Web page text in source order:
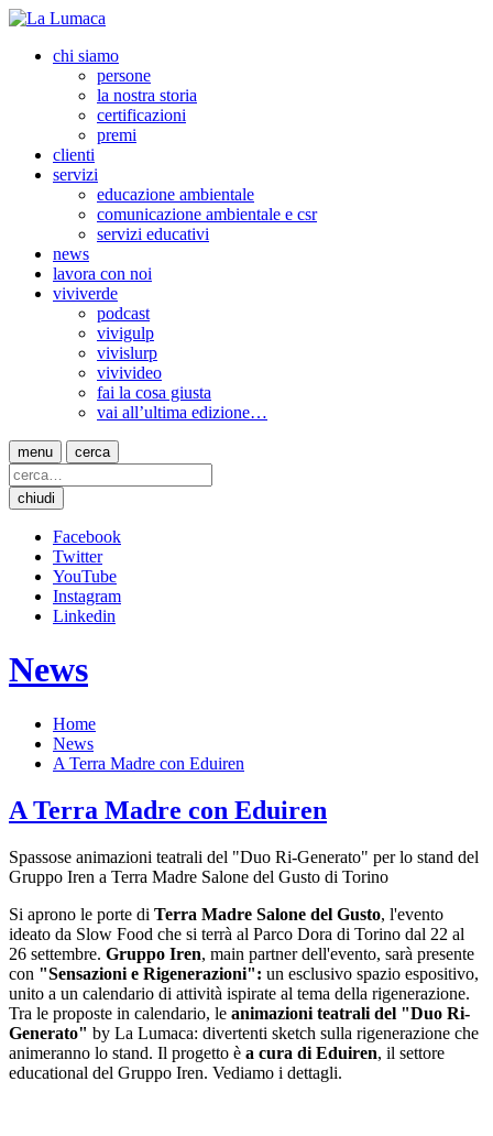
chi siamo
persone
la nostra storia
certificazioni
premi
clienti
servizi
educazione ambientale
comunicazione ambientale e csr
servizi educativi
news
lavora con noi
viviverde
podcast
vivigulp
vivislurp
vivivideo
fai la cosa giusta
vai all’ultima edizione…
menu cerca
chiudi
Facebook
Twitter
YouTube
Instagram
Linkedin
News
Home
News
A Terra Madre con Eduiren
A Terra Madre con Eduiren
Spassose animazioni teatrali del "Duo Ri-Generato" per lo stand del
Gruppo Iren a Terra Madre Salone del Gusto di Torino
Si aprono le porte di Terra Madre Salone del Gusto, l'evento
ideato da Slow Food che si terrà al Parco Dora di Torino dal 22 al
26 settembre. Gruppo Iren, main partner dell'evento, sarà presente
con "Sensazioni e Rigenerazioni": un esclusivo spazio espositivo,
unito a un calendario di attività ispirate al tema della rigenerazione.
Tra le proposte in calendario, le animazioni teatrali del "Duo Ri-
Generato" by La Lumaca: divertenti sketch sulla rigenerazione che
animeranno lo stand. Il progetto è a cura di Eduiren, il settore
educational del Gruppo Iren. Vediamo i dettagli.